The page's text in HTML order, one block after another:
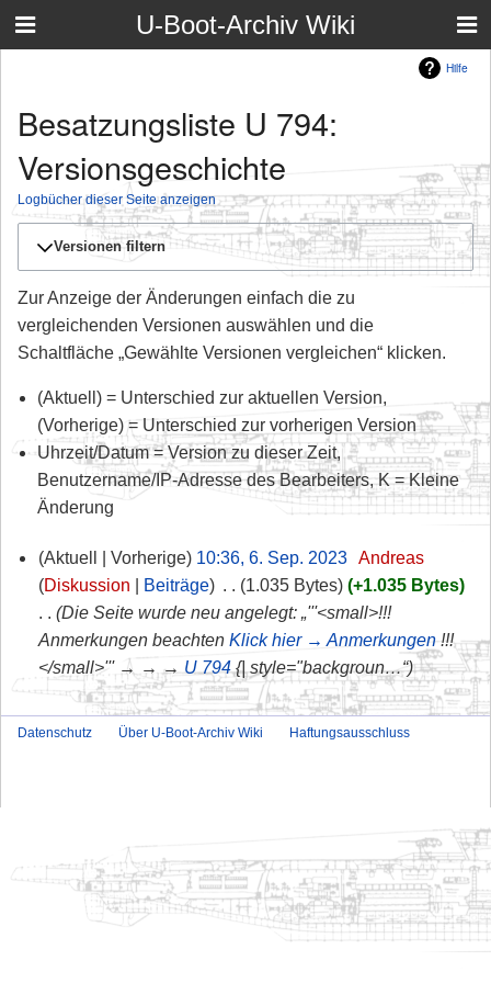
U-Boot-Archiv Wiki
Hilfe
Besatzungsliste U 794:
Versionsgeschichte
Logbücher dieser Seite anzeigen
Versionen filtern
Zur Anzeige der Änderungen einfach die zu
vergleichenden Versionen auswählen und die
Schaltfläche „Gewählte Versionen vergleichen“ klicken.
(Aktuell) = Unterschied zur aktuellen Version,
(Vorherige) = Unterschied zur vorherigen Version
Uhrzeit/Datum = Version zu dieser Zeit,
Benutzername/IP-Adresse des Bearbeiters, K = Kleine
Änderung
Aktuell Vorherige 10:36, 6. Sep. 2023‎ Andreas
Diskussion
Beiträge 1.035 Bytes
+1.035 Bytes
Die Seite wurde neu angelegt: „'''<small>!!!
Anmerkungen beachten Klick hier → Anmerkungen!!!
</small>''' → → → U 794{| style="backgroun…“
Datenschutz Über U-Boot-Archiv Wiki Haftungsausschluss